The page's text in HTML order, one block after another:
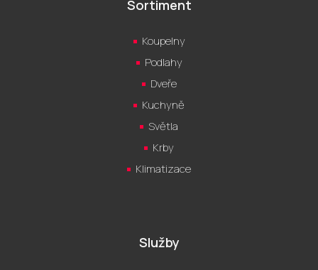
Sortiment
Koupelny
Podlahy
Dveře
Kuchyně
Světla
Krby
Klimatizace
Služby